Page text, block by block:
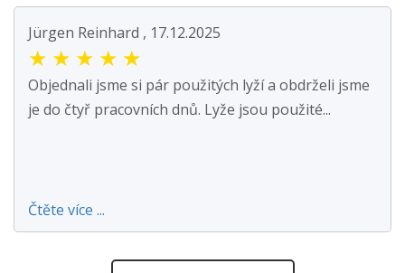
Jürgen Reinhard , 17.12.2025
★ ★ ★ ★ ★
Objednali jsme si pár použitých lyží a obdrželi jsme
je do čtyř pracovních dnů. Lyže jsou použité...
Čtěte více ...